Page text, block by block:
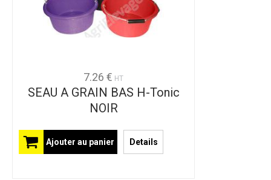
7.26 € HT
SEAU A GRAIN BAS H-Tonic
NOIR
Ajouter au panier Details